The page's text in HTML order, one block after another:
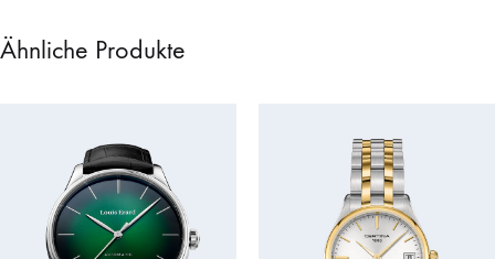
Ähnliche Produkte